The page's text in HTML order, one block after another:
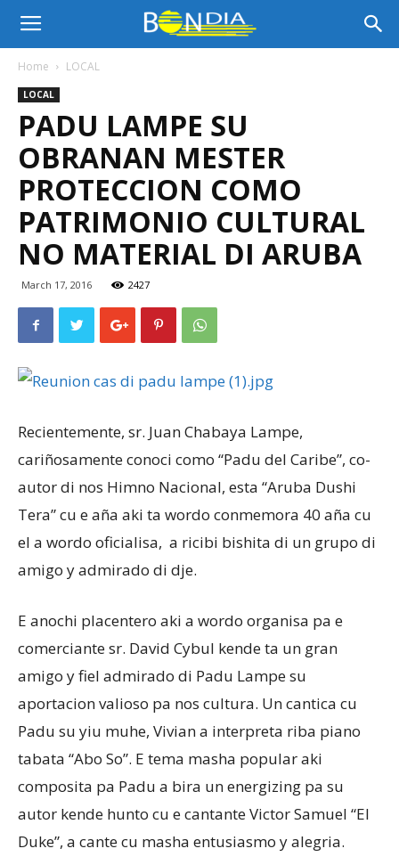
Bon
Dia
Aruba
Noticia
Aruba
Home LOCAL
LOCAL
PADU LAMPE SU
OBRANAN MESTER
PROTECCION COMO
PATRIMONIO CULTURAL
NO MATERIAL DI ARUBA
March 17, 2016 2427
Recientemente, sr. Juan Chabaya Lampe,
cariñosamente conoci como “Padu del Caribe”, co-
autor di nos Himno Nacional, esta “Aruba Dushi
Tera” cu e aña aki ta wordo conmemora 40 aña cu
el a wordo oficialisa, a ricibi bishita di un grupo di
amigo y admirado di dje.
E anochi placentero aki a wordo organisa pa e
comerciante sr. David Cybul kende ta un gran
amigo y fiel admirado di Padu Lampe su
aportacion valioso pa nos cultura. Un cantica cu
Padu su yiu muhe, Vivian a interpreta riba piano
tabata “Abo So”. E tema masha popular aki
composita pa Padu a bira un energizing pa su
autor kende hunto cu e cantante Victor Samuel “El
Duke”, a cante cu masha entusiasmo y alegria.